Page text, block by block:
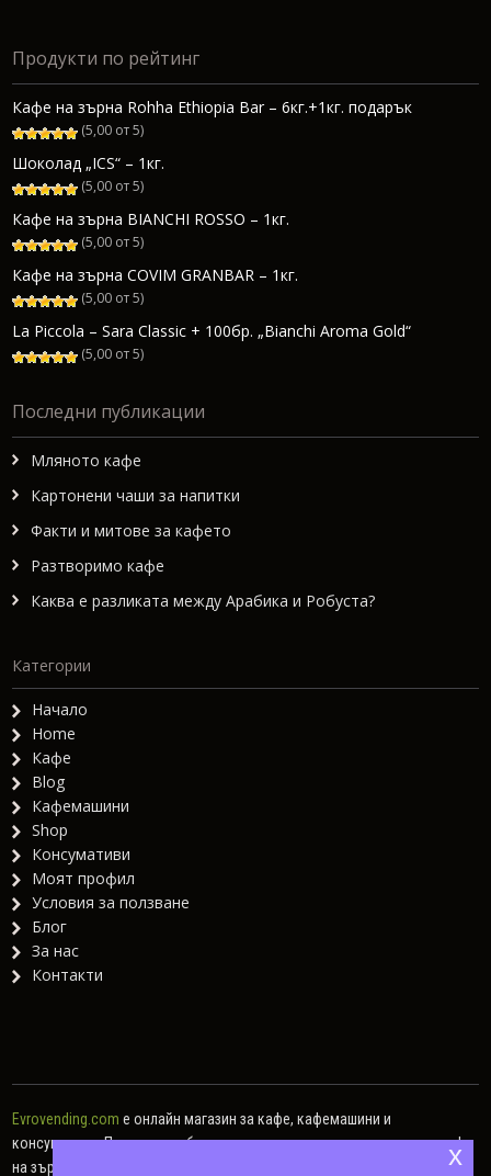
24.60€.
Продукти по рейтинг
Кафе на зърна Rohha Ethiopia Bar – 6кг.+1кг. подарък
(5,00 от 5)
Шоколад „ICS“ – 1кг.
(5,00 от 5)
Кафе на зърна BIANCHI ROSSO – 1кг.
(5,00 от 5)
Кафе на зърна COVIM GRANBAR – 1кг.
(5,00 от 5)
La Piccola – Sara Classic + 100бр. „Bianchi Aroma Gold“
(5,00 от 5)
Последни публикации
Мляното кафе
Картонени чаши за напитки
Факти и митове за кафето
Разтворимо кафе
Каква е разликата между Арабика и Робуста?
Категории
Начало
Home
Кафе
Blog
Кафемашини
Shop
Консумативи
Моят профил
Условия за ползване
Блог
За нас
Контакти
Evrovending.com е онлайн магазин за кафе, кафемашини и
консумативи. Предлагаме богат асортимент от различни видове кафе
на зърна, кафе капсули, мляно кафе, както и хартиени дози.
x